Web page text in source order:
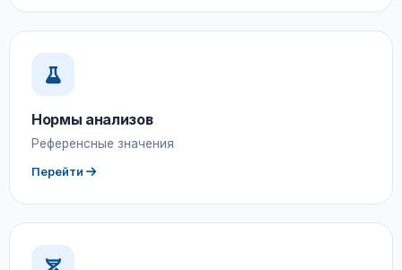
Нормы анализов
Референсные значения
Перейти